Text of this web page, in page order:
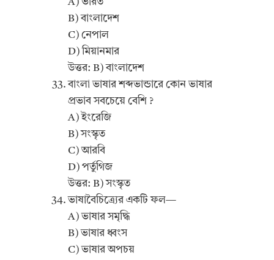
B) বাংলাদেশ
C) নেপাল
D) মিয়ানমার
উত্তর: B) বাংলাদেশ
বাংলা ভাষার শব্দভান্ডারে কোন ভাষার
প্রভাব সবচেয়ে বেশি ?
A) ইংরেজি
B) সংস্কৃত
C) আরবি
D) পর্তুগিজ
উত্তর: B) সংস্কৃত
ভাষাবৈচিত্র্যের একটি ফল—
A) ভাষার সমৃদ্ধি
B) ভাষার ধ্বংস
C) ভাষার অপচয়